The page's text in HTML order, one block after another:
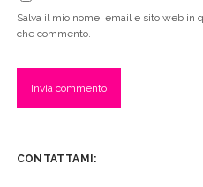
Salva il mio nome, email e sito web in
che commento.
CONTATTAMI: